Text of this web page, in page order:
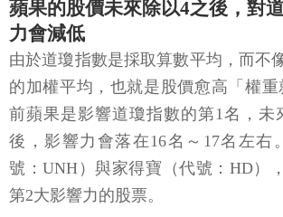
蘋果的股價未來除以4之後，對
力會減低
由於道瓊指數是採取算數平均，而不
的加權平均，也就是股價愈高「權重
前蘋果是影響道瓊指數的第1名，未
後，影響力會落在16名～17名左右
號：UNH）與家得寶（代號：HD）
第2大影響力的股票。